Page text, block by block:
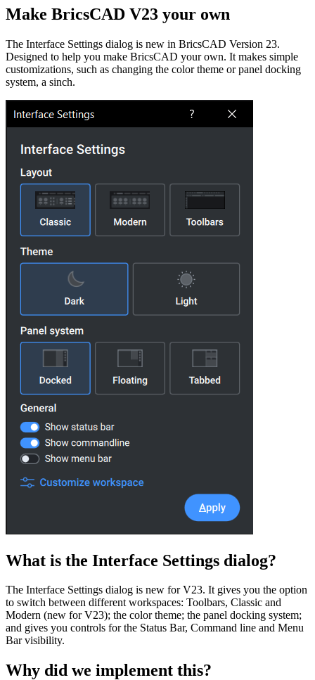
Make BricsCAD V23 your own
The Interface Settings dialog is new in BricsCAD Version 23.
Designed to help you make BricsCAD your own. It makes simple
customizations, such as changing the color theme or panel docking
system, a sinch.
What is the Interface Settings dialog?
The Interface Settings dialog is new for V23. It gives you the option
to switch between different workspaces: Toolbars, Classic and
Modern (new for V23); the color theme; the panel docking system;
and gives you controls for the Status Bar, Command line and Menu
Bar visibility.
Why did we implement this?